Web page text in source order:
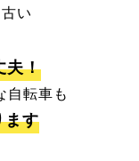
古い
夫！
自転車も
ます